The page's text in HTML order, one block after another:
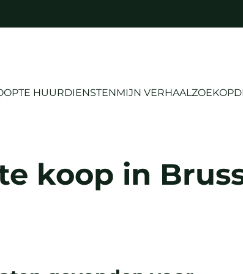
TE HUURDIENSTENMIJN VERHAAL
koop in